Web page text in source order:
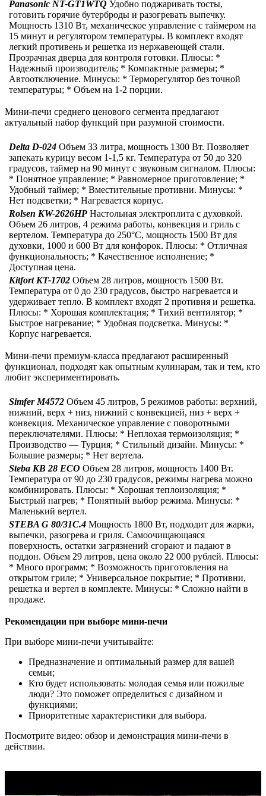
Panasonic NT-GT1WTQ Удобно поджаривать тосты,
готовить горячие бутерброды и разогревать выпечку.
Мощность 1310 Вт, механическое управление с таймером на
15 минут и регулятором температуры. В комплект входят
легкий противень и решетка из нержавеющей стали.
Прозрачная дверца для контроля готовки. Плюсы: *
Надежный производитель; * Компактные размеры; *
Автоотключение. Минусы: * Терморегулятор без точной
температуры; * Объем на 1-2 порции.
Мини-печи среднего ценового сегмента предлагают
актуальный набор функций при разумной стоимости.
Delta D-024 Объем 33 литра, мощность 1300 Вт. Позволяет
запекать курицу весом 1-1,5 кг. Температура от 50 до 320
градусов, таймер на 90 минут с звуковым сигналом. Плюсы:
* Понятное управление; * Равномерное приготовление; *
Удобный таймер; * Вместительные противни. Минусы: *
Нет подсветки; * Нагревается корпус.
Rolsen KW-2626HP Настольная электроплита с духовкой.
Объем 26 литров, 4 режима работы, конвекция и гриль с
вертелом. Температура до 250°С, мощность 1500 Вт для
духовки, 1000 и 600 Вт для конфорок. Плюсы: * Отличная
функциональность; * Качественное исполнение; *
Доступная цена.
Kitfort KT-1702 Объем 28 литров, мощность 1500 Вт.
Температура от 0 до 230 градусов, быстро нагревается и
удерживает тепло. В комплект входят 2 противня и решетка.
Плюсы: * Хорошая комплектация; * Тихий вентилятор; *
Быстрое нагревание; * Удобная подсветка. Минусы: *
Корпус нагревается.
Мини-печи премиум-класса предлагают расширенный
функционал, подходят как опытным кулинарам, так и тем, кто
любит экспериментировать.
Simfer M4572 Объем 45 литров, 5 режимов работы: верхний,
нижний, верх + низ, нижний с конвекцией, низ + верх +
конвекция. Механическое управление с поворотными
переключателями. Плюсы: * Неплохая термоизоляция; *
Производство — Турция; * Стильный дизайн. Минусы: *
Большие размеры; * Нет вертела.
Steba KB 28 ECO Объем 28 литров, мощность 1400 Вт.
Температура от 90 до 230 градусов, режимы нагрева можно
комбинировать. Плюсы: * Хорошая теплоизоляция; *
Быстрый нагрев; * Понятный выбор режима. Минусы: *
Маленький вертел.
STEBA G 80/31C.4 Мощность 1800 Вт, подходит для жарки,
выпечки, разогрева и гриля. Самоочищающаяся
поверхность, остатки загрязнений сгорают и падают в
поддон. Объем 29 литров, цена около 22 000 рублей. Плюсы:
* Много программ; * Возможность приготовления на
открытом гриле; * Универсальное покрытие; * Противни,
решетка и вертел в комплекте. Минусы: * Сложно найти в
продаже.
Рекомендации при выборе мини-печи
При выборе мини-печи учитывайте:
Предназначение и оптимальный размер для вашей
семьи;
Кто будет использовать: молодая семья или пожилые
люди? Это поможет определиться с дизайном и
функциями;
Приоритетные характеристики для выбора.
Посмотрите видео: обзор и демонстрация мини-печи в
действии.